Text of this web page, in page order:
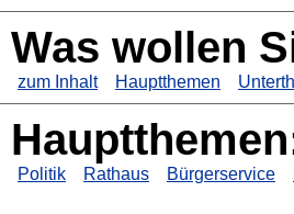
Was wollen
zum Inhalt Hauptthemen
Politik Rathaus Bürgerservice